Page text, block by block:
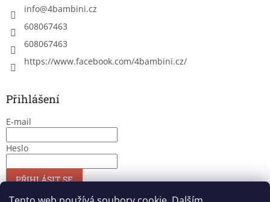
info@4bambini.cz
608067463
608067463
https://www.facebook.com/4bambini.cz/
Přihlášení
E-mail
Heslo
PŘIHLÁSIT SE
Nová registrace Zapomenuté heslo